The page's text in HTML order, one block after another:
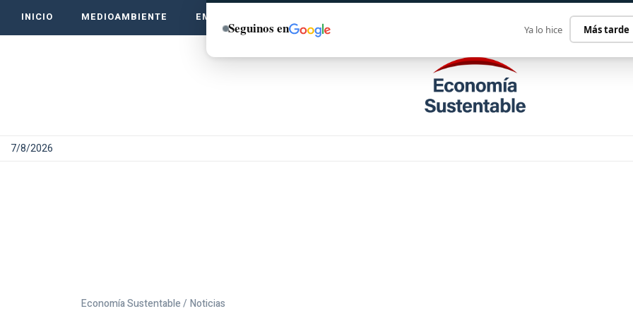
INICIO MEDIOAMBIENTE EMPRENDE VERDE
7/8/2026
Economía Sustentable / Noticias
Seguinos en Ya lo hice Más tarde